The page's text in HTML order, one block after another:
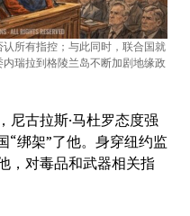
所有指控；与此同时，联合国就
瑞拉到格陵兰岛不断加剧地缘政
尼古拉斯·马杜罗态度强
“绑架”了他。身穿纽约监
，对毒品和武器相关指